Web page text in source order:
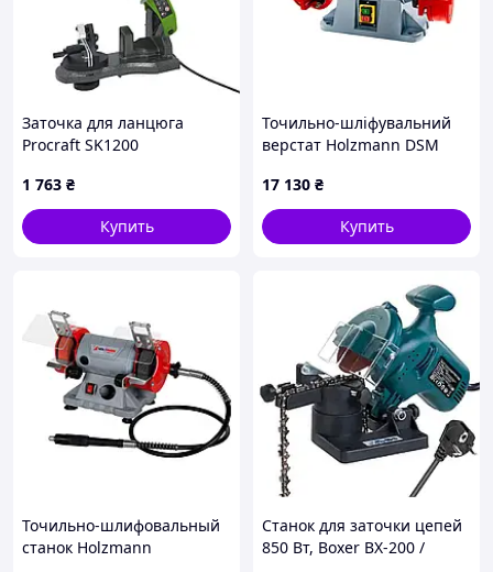
Заточка для ланцюга
Procraft SK1200
1 763 ₴
Купить
Точильно-шліфувальний
верстат Holzmann DSM
17 130 ₴
Купить
Точильно-шлифовальный
станок Holzmann
Станок для заточки цепей
850 Вт, Boxer BX-200 /